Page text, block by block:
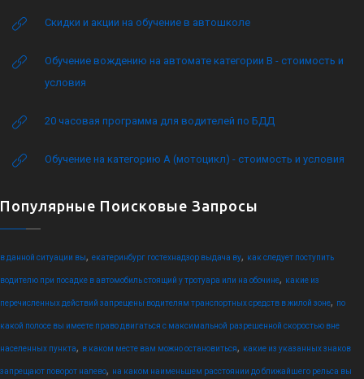
Скидки и акции на обучение в автошколе
Обучение вождению на автомате категории B - стоимость и
условия
20 часовая программа для водителей по БДД
Обучение на категорию А (мотоцикл) - стоимость и условия
Популярные Поисковые Запросы
в данной ситуации вы, екатеринбург гостехнадзор выдача ву, как следует поступить
водителю при посадке в автомобиль стоящий у тротуара или на обочине, какие из
перечисленных действий запрещены водителям транспортных средств в жилой зоне, по
какой полосе вы имеете право двигаться с максимальной разрешенной скоростью вне
населенных пункта, в каком месте вам можно остановиться, какие из указанных знаков
запрещают поворот налево, на каком наименьшем расстоянии до ближайшего рельса вы